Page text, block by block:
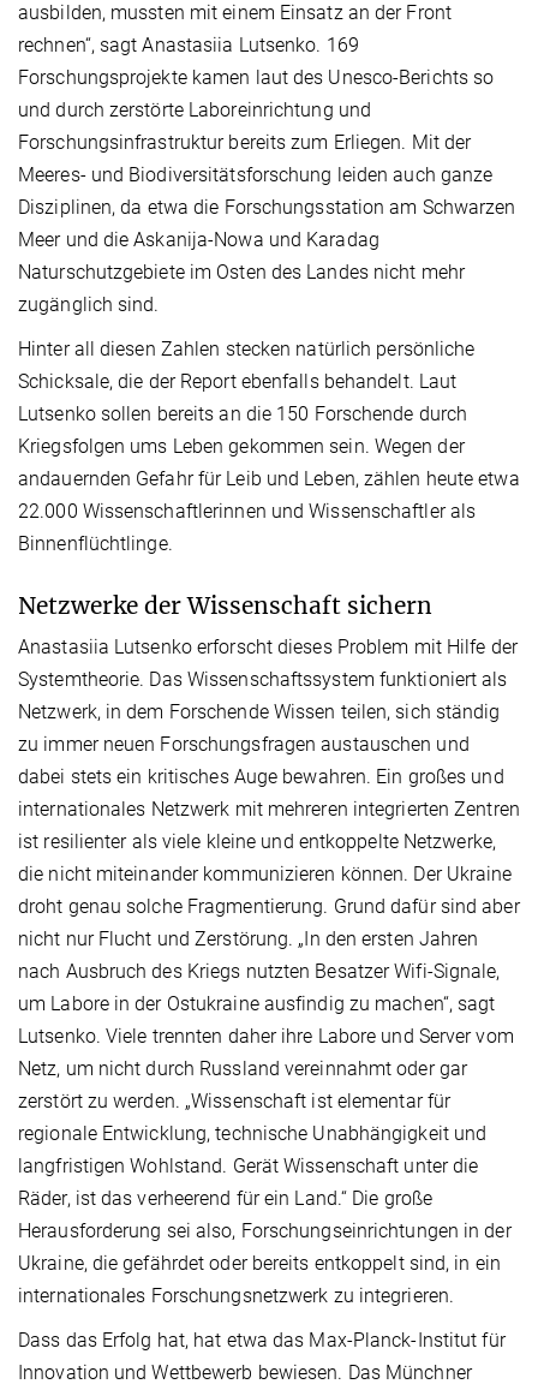
ausbilden, mussten mit einem Einsatz an der Front
rechnen“, sagt Anastasiia Lutsenko. 169
Forschungsprojekte kamen laut des Unesco-Berichts so
und durch zerstörte Laboreinrichtung und
Forschungsinfrastruktur bereits zum Erliegen. Mit der
Meeres- und Biodiversitätsforschung leiden auch ganze
Disziplinen, da etwa die Forschungsstation am Schwarzen
Meer und die Askanija-Nowa und Karadag
Naturschutzgebiete im Osten des Landes nicht mehr
zugänglich sind.
Hinter all diesen Zahlen stecken natürlich persönliche
Schicksale, die der Report ebenfalls behandelt. Laut
Lutsenko sollen bereits an die 150 Forschende durch
Kriegsfolgen ums Leben gekommen sein. Wegen der
andauernden Gefahr für Leib und Leben, zählen heute etwa
22.000 Wissenschaftlerinnen und Wissenschaftler als
Binnenflüchtlinge.
Netzwerke der Wissenschaft sichern
Anastasiia Lutsenko erforscht dieses Problem mit Hilfe der
Systemtheorie. Das Wissenschaftssystem funktioniert als
Netzwerk, in dem Forschende Wissen teilen, sich ständig
zu immer neuen Forschungsfragen austauschen und
dabei stets ein kritisches Auge bewahren. Ein großes und
internationales Netzwerk mit mehreren integrierten Zentren
ist resilienter als viele kleine und entkoppelte Netzwerke,
die nicht miteinander kommunizieren können. Der Ukraine
droht genau solche Fragmentierung. Grund dafür sind aber
nicht nur Flucht und Zerstörung. „In den ersten Jahren
nach Ausbruch des Kriegs nutzten Besatzer Wifi-Signale,
um Labore in der Ostukraine ausfindig zu machen“, sagt
Lutsenko. Viele trennten daher ihre Labore und Server vom
Netz, um nicht durch Russland vereinnahmt oder gar
zerstört zu werden. „Wissenschaft ist elementar für
regionale Entwicklung, technische Unabhängigkeit und
langfristigen Wohlstand. Gerät Wissenschaft unter die
Räder, ist das verheerend für ein Land.“ Die große
Herausforderung sei also, Forschungseinrichtungen in der
Ukraine, die gefährdet oder bereits entkoppelt sind, in ein
internationales Forschungsnetzwerk zu integrieren.
Dass das Erfolg hat, hat etwa das Max-Planck-Institut für
Innovation und Wettbewerb bewiesen. Das Münchner